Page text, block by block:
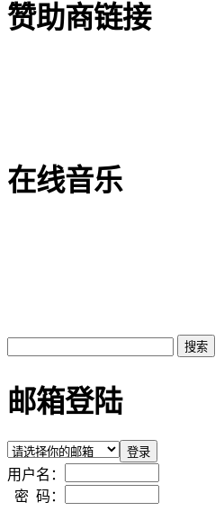
赞助商链接
在线音乐
邮箱登陆
用户名：
密 码：